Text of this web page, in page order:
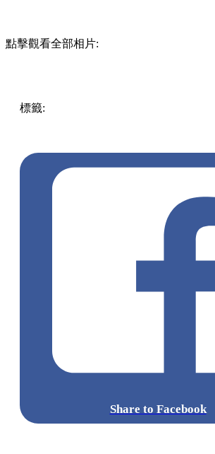
點擊觀看全部相片:
標籤:
Share to Facebook